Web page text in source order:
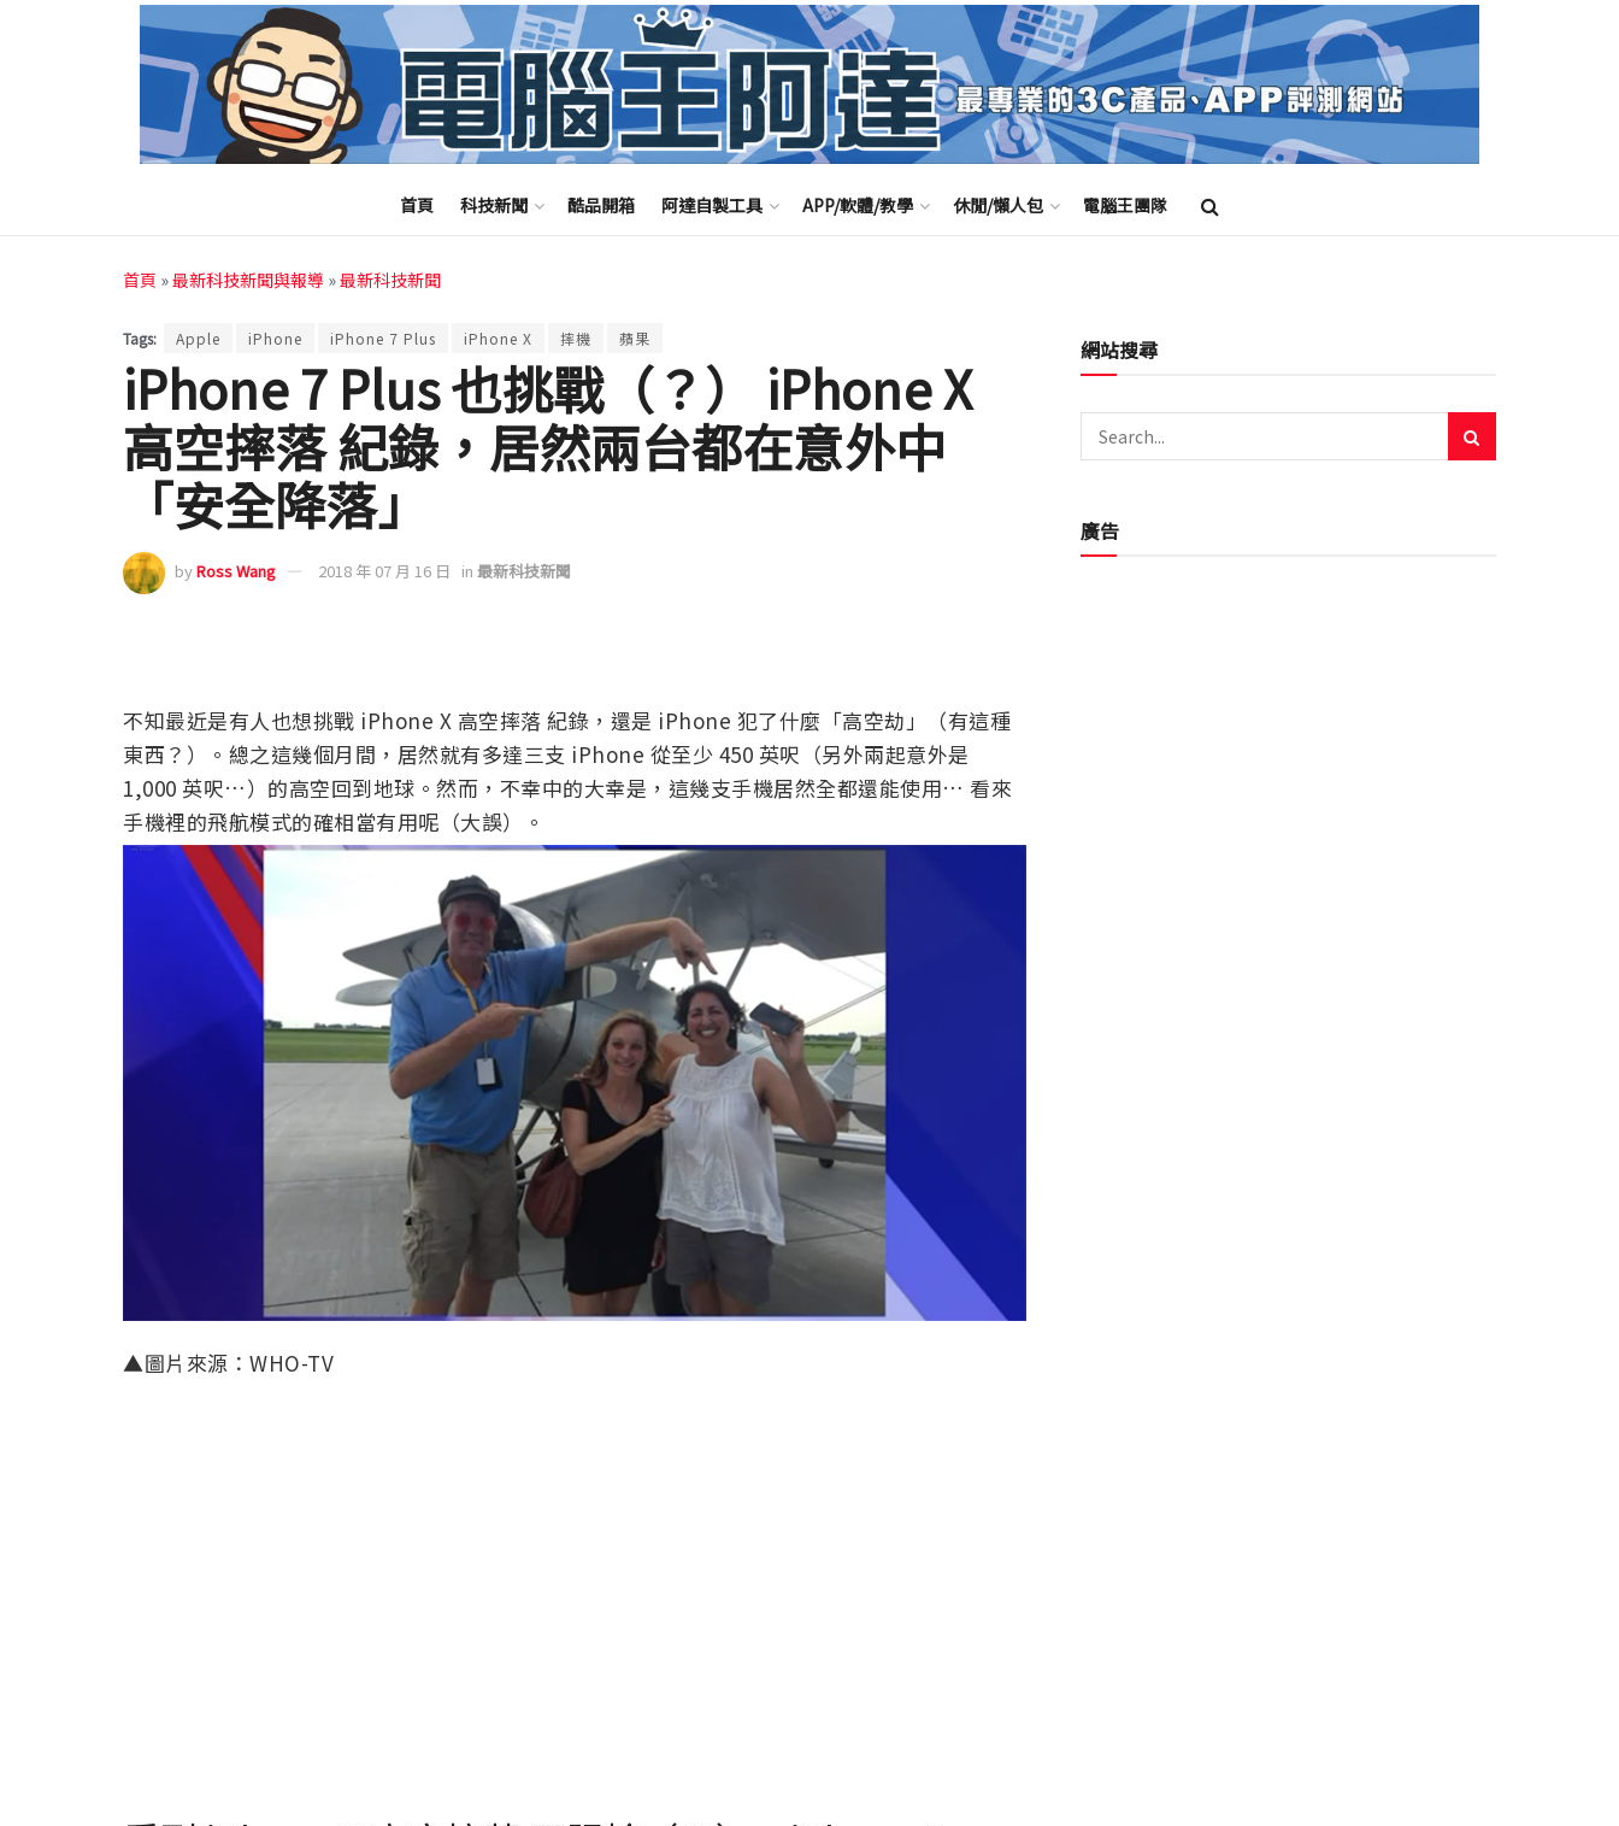
首頁 科技新聞 酷品開箱 阿達自製工具 APP/軟體/教學 休閒/懶人包 電腦王團隊
首頁 »最新科技新聞與報導 »最新科技新聞
Tags: Apple iPhone iPhone 7 Plus iPhone X 摔機 蘋果
iPhone 7 Plus 也挑戰（？） iPhone X
高空摔落 紀錄，居然兩台都在意外中
「安全降落」
byRoss Wang 2018 年 07 月 16 日 in 最新科技新聞
不知最近是有人也想挑戰 iPhone X 高空摔落 紀錄，還是 iPhone 犯了什麼「高空劫」（有這種
東西？）。總之這幾個月間，居然就有多達三支 iPhone 從至少 450 英呎（另外兩起意外是
1,000 英呎…）的高空回到地球。然而，不幸中的大幸是，這幾支手機居然全都還能使用… 看來
手機裡的飛航模式的確相當有用呢（大誤）。
▲圖片來源：WHO-TV
網站搜尋
廣告